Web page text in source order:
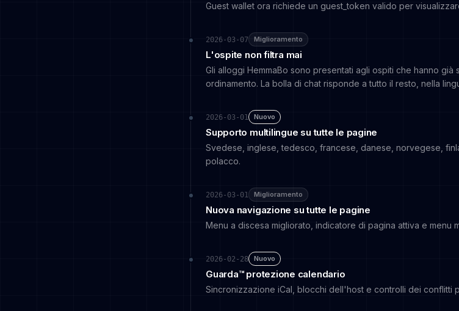
Guest wallet ora richiede un guest_token valido per
2026-03-07 Miglioramento
L'ospite non filtra mai
Gli alloggi HemmaBo sono presentati agli ospiti che hanno già
ordinamento. La bolla di chat risponde a tutto il resto, nella
2026-03-01 Nuovo
Supporto multilingue su tutte le pagine
Svedese, inglese, tedesco, francese, danese, norvegese,
polacco.
2026-03-01 Miglioramento
Nuova navigazione su tutte le pagine
Menu a discesa migliorato, indicatore di pagina attiva e menu
2026-02-28 Nuovo
Guarda™ protezione calendario
Sincronizzazione iCal, blocchi dell'host e controlli dei conflitti